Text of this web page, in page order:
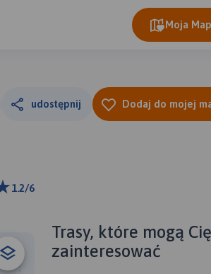
Moja
udostępnij Dodaj do mojej
1.2/6
Trasy, które mogą Cię
zainteresować